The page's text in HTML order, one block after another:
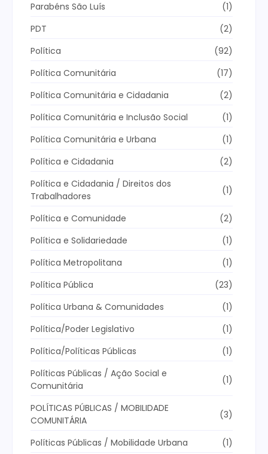
Parabéns São Luís
(1)
PDT
(2)
Política
(92)
Política Comunitária
(17)
Política Comunitária e Cidadania
(2)
Política Comunitária e Inclusão Social
(1)
Política Comunitária e Urbana
(1)
Política e Cidadania
(2)
Política e Cidadania / Direitos dos
Trabalhadores
(1)
Política e Comunidade
(2)
Política e Solidariedade
(1)
Política Metropolitana
(1)
Política Pública
(23)
Política Urbana & Comunidades
(1)
Política/Poder Legislativo
(1)
Política/Políticas Públicas
(1)
Políticas Públicas / Ação Social e
Comunitária
(1)
POLÍTICAS PÚBLICAS / MOBILIDADE
COMUNITÁRIA
(3)
Políticas Públicas / Mobilidade Urbana
(1)